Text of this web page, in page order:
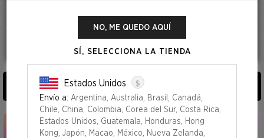
READY TO PLAY
9Productos
ORDENAR Y FILTRAR POR (
NO, ME QUEDO AQUÍ
SÍ, SELECCIONA LA TIENDA
Estados Unidos $
Envío a: Argentina, Australia, Brasil, Canadá,
Chile, China, Colombia, Corea del Sur, Costa Rica,
Estados Unidos, Guatemala, Honduras, Hong
Kong, Japón, Macao, México, Nueva Zelanda,